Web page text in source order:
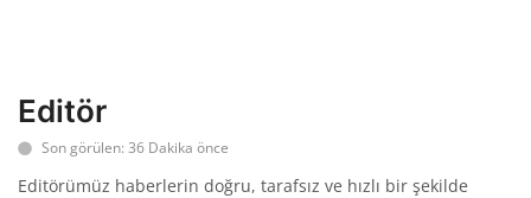
İletişim
Asayiş
Editör
Son görülen: 36 Dakika önce
Editörümüz haberlerin doğru, tarafsız ve hızlı bir şekilde